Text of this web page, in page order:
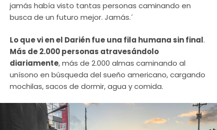
jamás había visto tantas personas caminando en
busca de un futuro mejor. Jamás.´
Lo que vi en el Darién fue una fila humana sin final.
Más de 2.000 personas atravesándolo
diariamente, más de 2.000 almas caminando al
unísono en búsqueda del sueño americano, cargando
mochilas, sacos de dormir, agua y comida.